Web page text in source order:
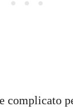
complicato